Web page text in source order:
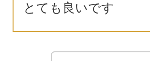
とても良いです